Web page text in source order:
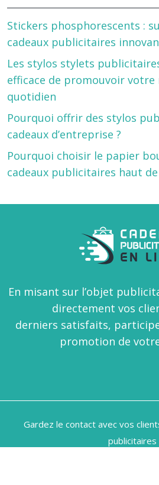
Stickers phosphorescents :
cadeaux publicitaires
Les stylos stylets
efficace de promouvoir votre
quotidien
Pourquoi offrir des stylos
cadeaux d’entreprise ?
Pourquoi choisir le papier
cadeaux publicitaires haut
En misant sur l’objet
directement vos
derniers satisfaits,
promotion de
Gardez le contact avec vos
publicitaires